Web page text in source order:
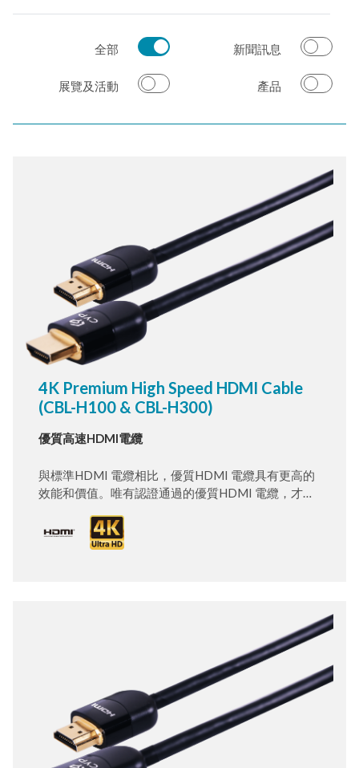
全部 新聞訊息
展覽及活動 產品
4K Premium High Speed HDMI Cable
(CBL-H100 & CBL-H300)
優質高速HDMI電纜
與標準HDMI 電纜相比，優質HDMI 電纜具有更高的
效能和價值。唯有認證通過的優質HDMI 電纜，才能
們能支援高頻寬的HDMI 4K 功能。